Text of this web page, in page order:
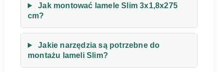
Jak montować lamele Slim 3x1,8x275
cm?
Jakie narzędzia są potrzebne do
montażu lameli Slim?